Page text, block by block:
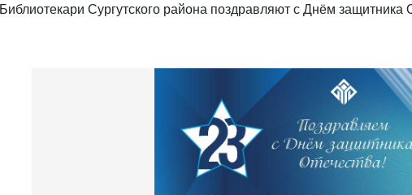
Библиотекари Сургутского района поздравляют с Днём защитника